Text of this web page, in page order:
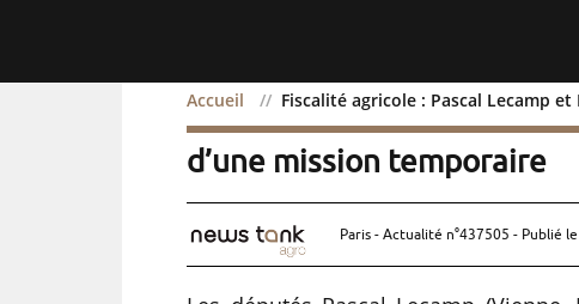
Accueil Fiscalité agricole : Pascal Lecamp
Fiscalité agricole : Pascal
d’une mission temporaire
Paris - Actualité n°437505 - Publié le